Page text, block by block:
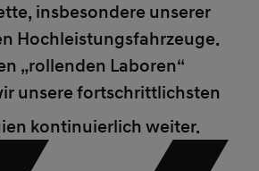
insbesondere unserer
Hochleistungsfahrzeuge.
„rollenden Laboren“
unsere fortschrittlichsten
kontinuierlich weiter.